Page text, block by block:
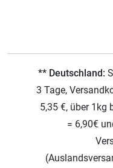
** Deutschland:
3 Tage,
5,35 €, über 1kg
= 6,90€